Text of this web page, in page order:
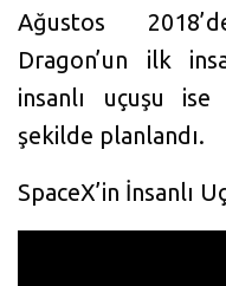
Ağustos
Dragon’un ilk
insanlı uçuşu ise
şekilde planlandı.
SpaceX’in İnsanlı